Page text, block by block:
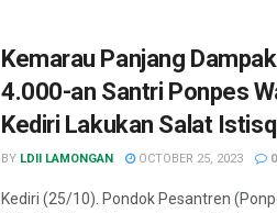
Kemarau Panjang
4.000-an Santri Ponpes
Kediri Lakukan Salat
BY LDII LAMONGAN OCTOBER 25, 2023 0
Kediri (25/10). Pondok Pesantren